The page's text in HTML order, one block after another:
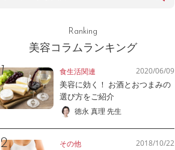
Ranking
美容コラムランキング
食生活関連 2020/06/09
美容に効く！ お酒とおつまみの
選び方をご紹介
徳永 真理 先生
その他 2018/10/22